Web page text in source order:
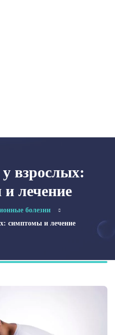
взрослых:
лечение
болезни
симптомы и лечение